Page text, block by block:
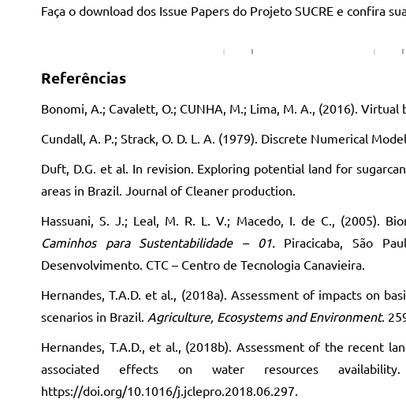
Faça o download dos Issue Papers do Projeto SUCRE e confira
Referências
Bonomi, A.; Cavalett, O.; CUNHA, M.; Lima, M. A., (2016). Virtual
Cundall, A. P.; Strack, O. D. L. A. (1979). Discrete Numerical
Duft, D.G. et al. In revision. Exploring potential land for
areas in Brazil. Journal of Cleaner production.
Hassuani, S. J.; Leal, M. R. L. V.; Macedo, I. de C., (2005).
Caminhos para Sustentabilidade – 01. Piracicaba, São
Desenvolvimento. CTC – Centro de Tecnologia Canavieira.
Hernandes, T.A.D. et al., (2018a). Assessment of impacts on
scenarios in Brazil. Agriculture, Ecosystems and Environment.
Hernandes, T.A.D., et al., (2018b). Assessment of the recent
associated effects on water resources
https://doi.org/10.1016/j.jclepro.2018.06.297.